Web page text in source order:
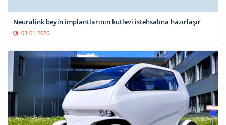
Neuralink beyin implantlarının kütləvi istehsalına hazırlaşır
03-01-2026